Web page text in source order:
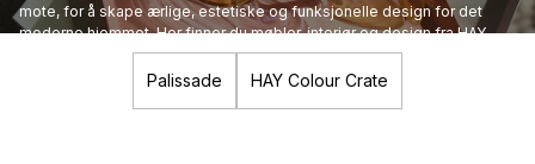
mote, for å skape ærlige, estetiske og funksjonelle design for det
moderne hjemmet. Her finner du møbler, interiør og design fra HAY.
Palissade HAY Colour Crate